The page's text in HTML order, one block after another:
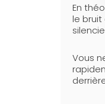
En
le bruit
Vous